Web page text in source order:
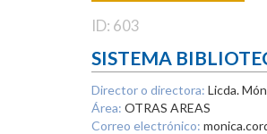
ID: 603
SISTEMA
Director o directora: Licda.
Área: OTRAS AREAS
Correo electrónico: